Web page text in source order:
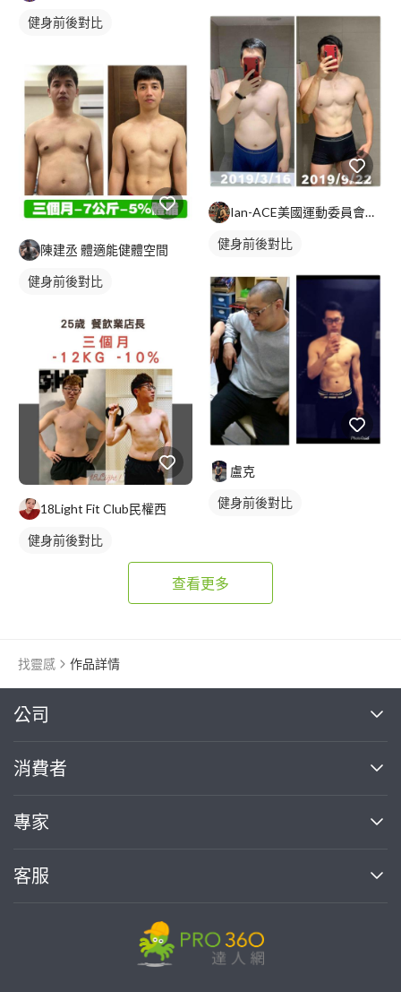
健身前後對比
陳建丞 體適能健體空間
健身前後對比
18Light Fit Club民權西
健身前後對比
Ian-ACE美國運動委員會認證私人教練
健身前後對比
盧克
健身前後對比
查看更多
找靈感 作品詳情
公司
關於我們
部落格
加入我們
消費者
買服務
熱門服務
專家
案件中心
客服
繼續完成